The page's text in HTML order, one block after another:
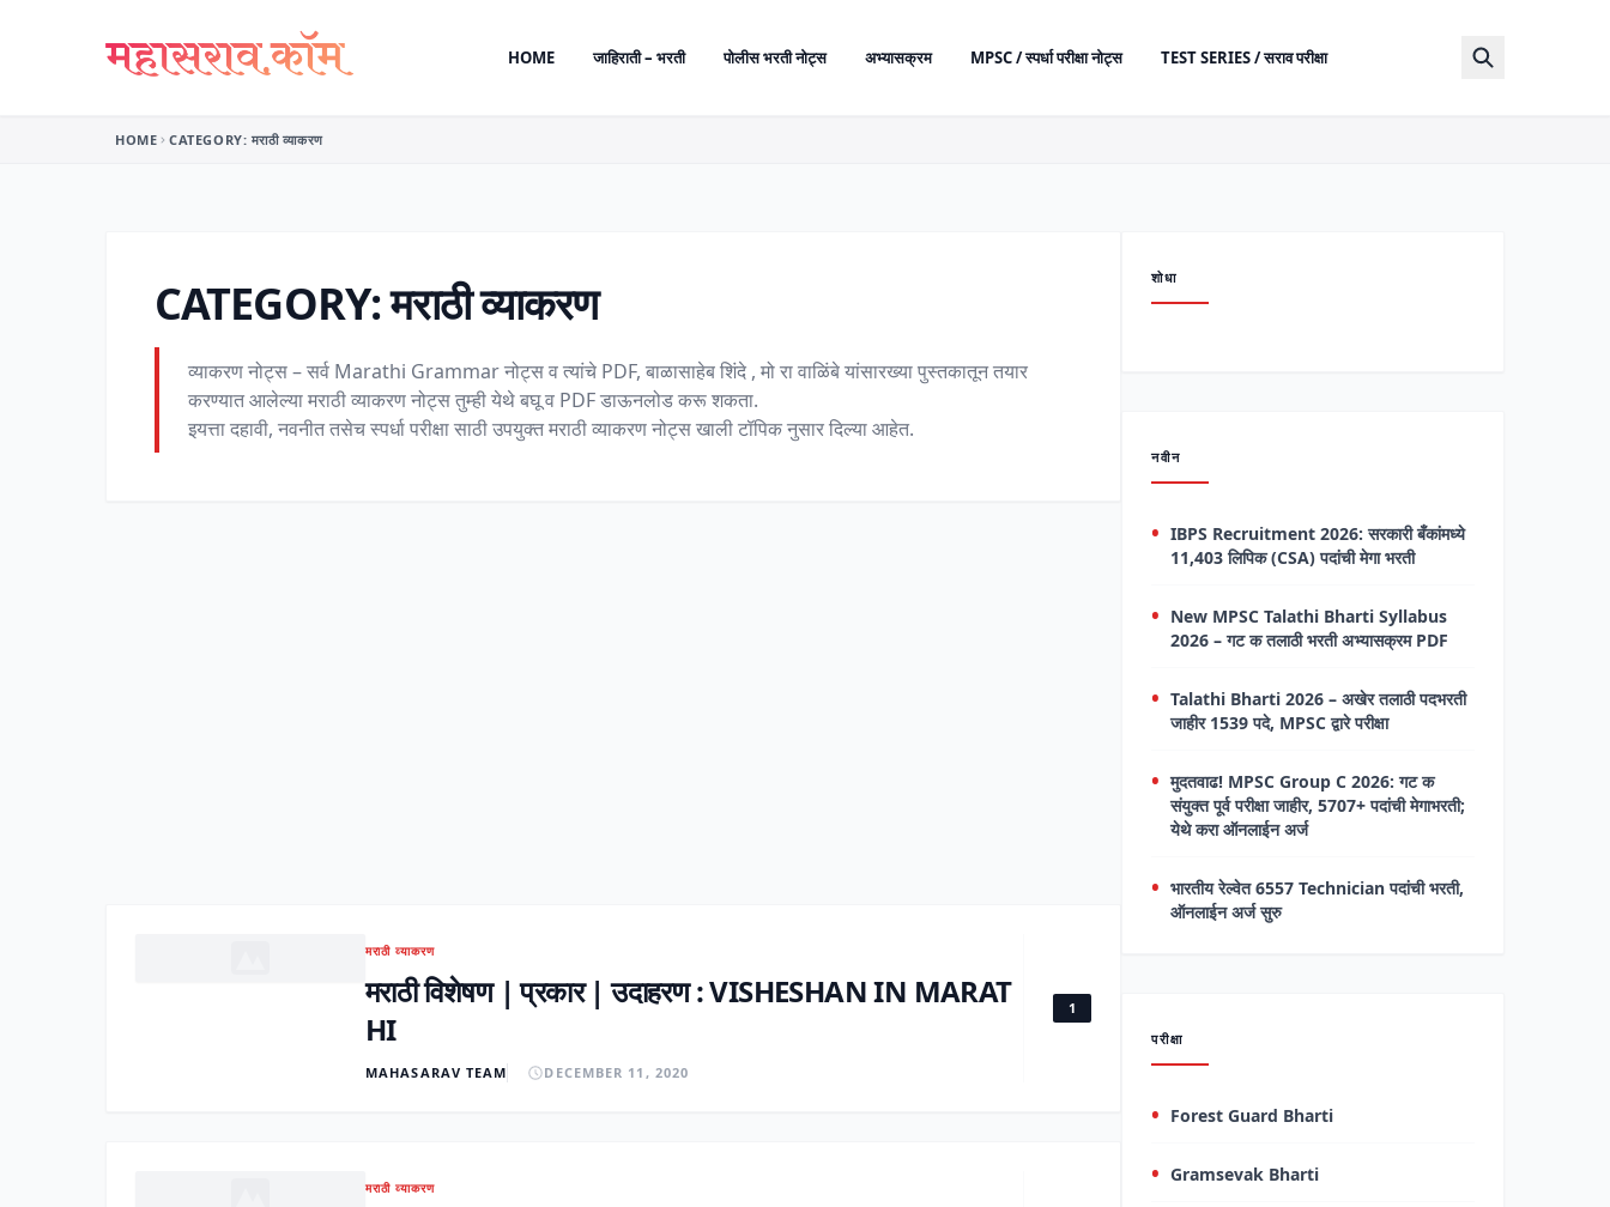
HOME जाहिराती – भरती पोलीस भरती नोट्स अभ्यासक्रम MPSC / स्पर्धा परीक्षा नोट्स TEST SERIES / सराव परीक्षा
HOME CATEGORY: मराठी व्याकरण
CATEGORY:मराठी व्याकरण
व्याकरण नोट्स – सर्व Marathi Grammar नोट्स व त्यांचे PDF, बाळासाहेब शिंदे , मो रा वाळिंबे यांसारख्या पुस्तकातून तयार
करण्यात आलेल्या मराठी व्याकरण नोट्स तुम्ही येथे बघू व PDF डाऊनलोड करू शकता.
इयत्ता दहावी, नवनीत तसेच स्पर्धा परीक्षा साठी उपयुक्त मराठी व्याकरण नोट्स खाली टॉपिक नुसार दिल्या आहेत.
मराठी व्याकरण
मराठी विशेषण | प्रकार | उदाहरण : VISHESHAN IN MARAT
HI
MAHASARAV TEAM DECEMBER 11, 2020
1
मराठी व्याकरण
शोधा
नवीन
IBPS Recruitment 2026: सरकारी बँकांमध्ये
11,403 लिपिक (CSA) पदांची मेगा भरती
New MPSC Talathi Bharti Syllabus
2026 – गट क तलाठी भरती अभ्यासक्रम PDF
Talathi Bharti 2026 – अखेर तलाठी पदभरती
जाहीर 1539 पदे, MPSC द्वारे परीक्षा
मुदतवाढ! MPSC Group C 2026: गट क
संयुक्त पूर्व परीक्षा जाहीर, 5707+ पदांची मेगाभरती;
येथे करा ऑनलाईन अर्ज
भारतीय रेल्वेत 6557 Technician पदांची भरती,
ऑनलाईन अर्ज सुरु
परीक्षा
Forest Guard Bharti
Gramsevak Bharti